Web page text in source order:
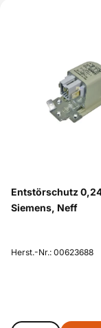
Entstörschutz
Siemens, Neff
Herst.-Nr.: 00623688